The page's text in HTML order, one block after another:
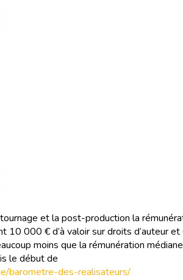
et la post-production la
10 000 € d’à valoir sur droits d’auteur
moins que la rémunération
le début de
barometre-des-realisateurs/